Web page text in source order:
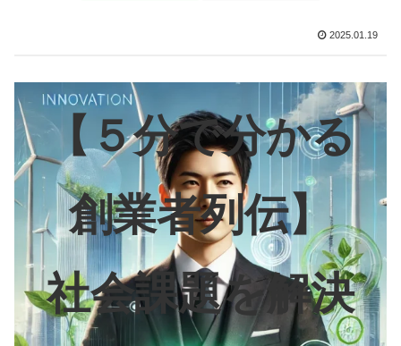
2025.01.19
【５分で分かる
創業者列伝】
社会課題を解決